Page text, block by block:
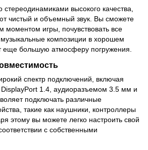
высокого качества,
чистый и объемный звук. Вы сможете
моментом игры, почувствовать все
композиции в хорошем
еще большую атмосферу погружения.
спектр подключений, включая
DisplayPort 1.4, аудиоразъемом 3.5 мм и
подключать различные
такие как наушники, контроллеры
этому вы можете легко настроить свой
с собственными